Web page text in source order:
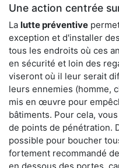
Une action centrée
La lutte préventive
exception et d'installer
tous les endroits où ces
en sécurité et loin des
viseront où il leur serait
leurs ennemies (homme,
mis en œuvre pour
bâtiments. Pour cela,
de points de pénétration.
possible pour boucher
fortement recommandé
en dessous des portes,